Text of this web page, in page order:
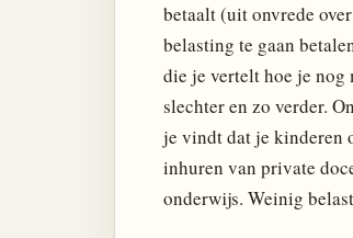
betaalt (uit onvrede
belasting te gaan
die je vertelt hoe je nog
slechter en zo verder.
je vindt dat je kinderen
inhuren van private
onderwijs. Weinig